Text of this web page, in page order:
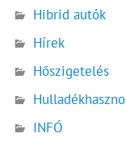
Hibrid autók
Hírek
Hőszigetelés
INFÓ